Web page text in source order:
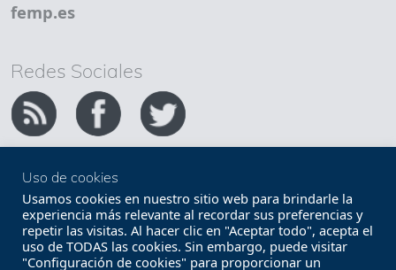
femp.es
Redes Sociales
Copyright FEMP
Accesibilidad
Términos legales
Política de privacidad
Uso de cookies
Usamos cookies en nuestro sitio web para brindarle la
experiencia más relevante al recordar sus preferencias y
repetir las visitas. Al hacer clic en "Aceptar todo", acepta el
uso de TODAS las cookies. Sin embargo, puede visitar
"Configuración de cookies" para proporcionar un